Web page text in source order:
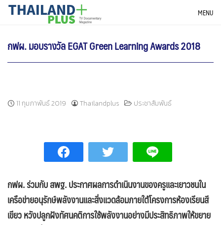
SkipTHAILANDPLUS NEWS MENU
กฟผ. มอบรางวัล EGAT Green Learning Awards 2018
11 กุมภาพันธ์ 2019 Thailandplus ประชาสัมพันธ์
กฟผ. ร่วมกับ สพฐ. ประกาศผลการดำเนินงานของครูและเยาวชนใน
เครือข่ายอนุรักษ์พลังงานและสิ่งแวดล้อมภายใต้โครงการห้องเรียนสี
เขียว หวังปลูกฝังทัศนคติการใช้พลังงานอย่างมีประสิทธิภาพให้ขยาย